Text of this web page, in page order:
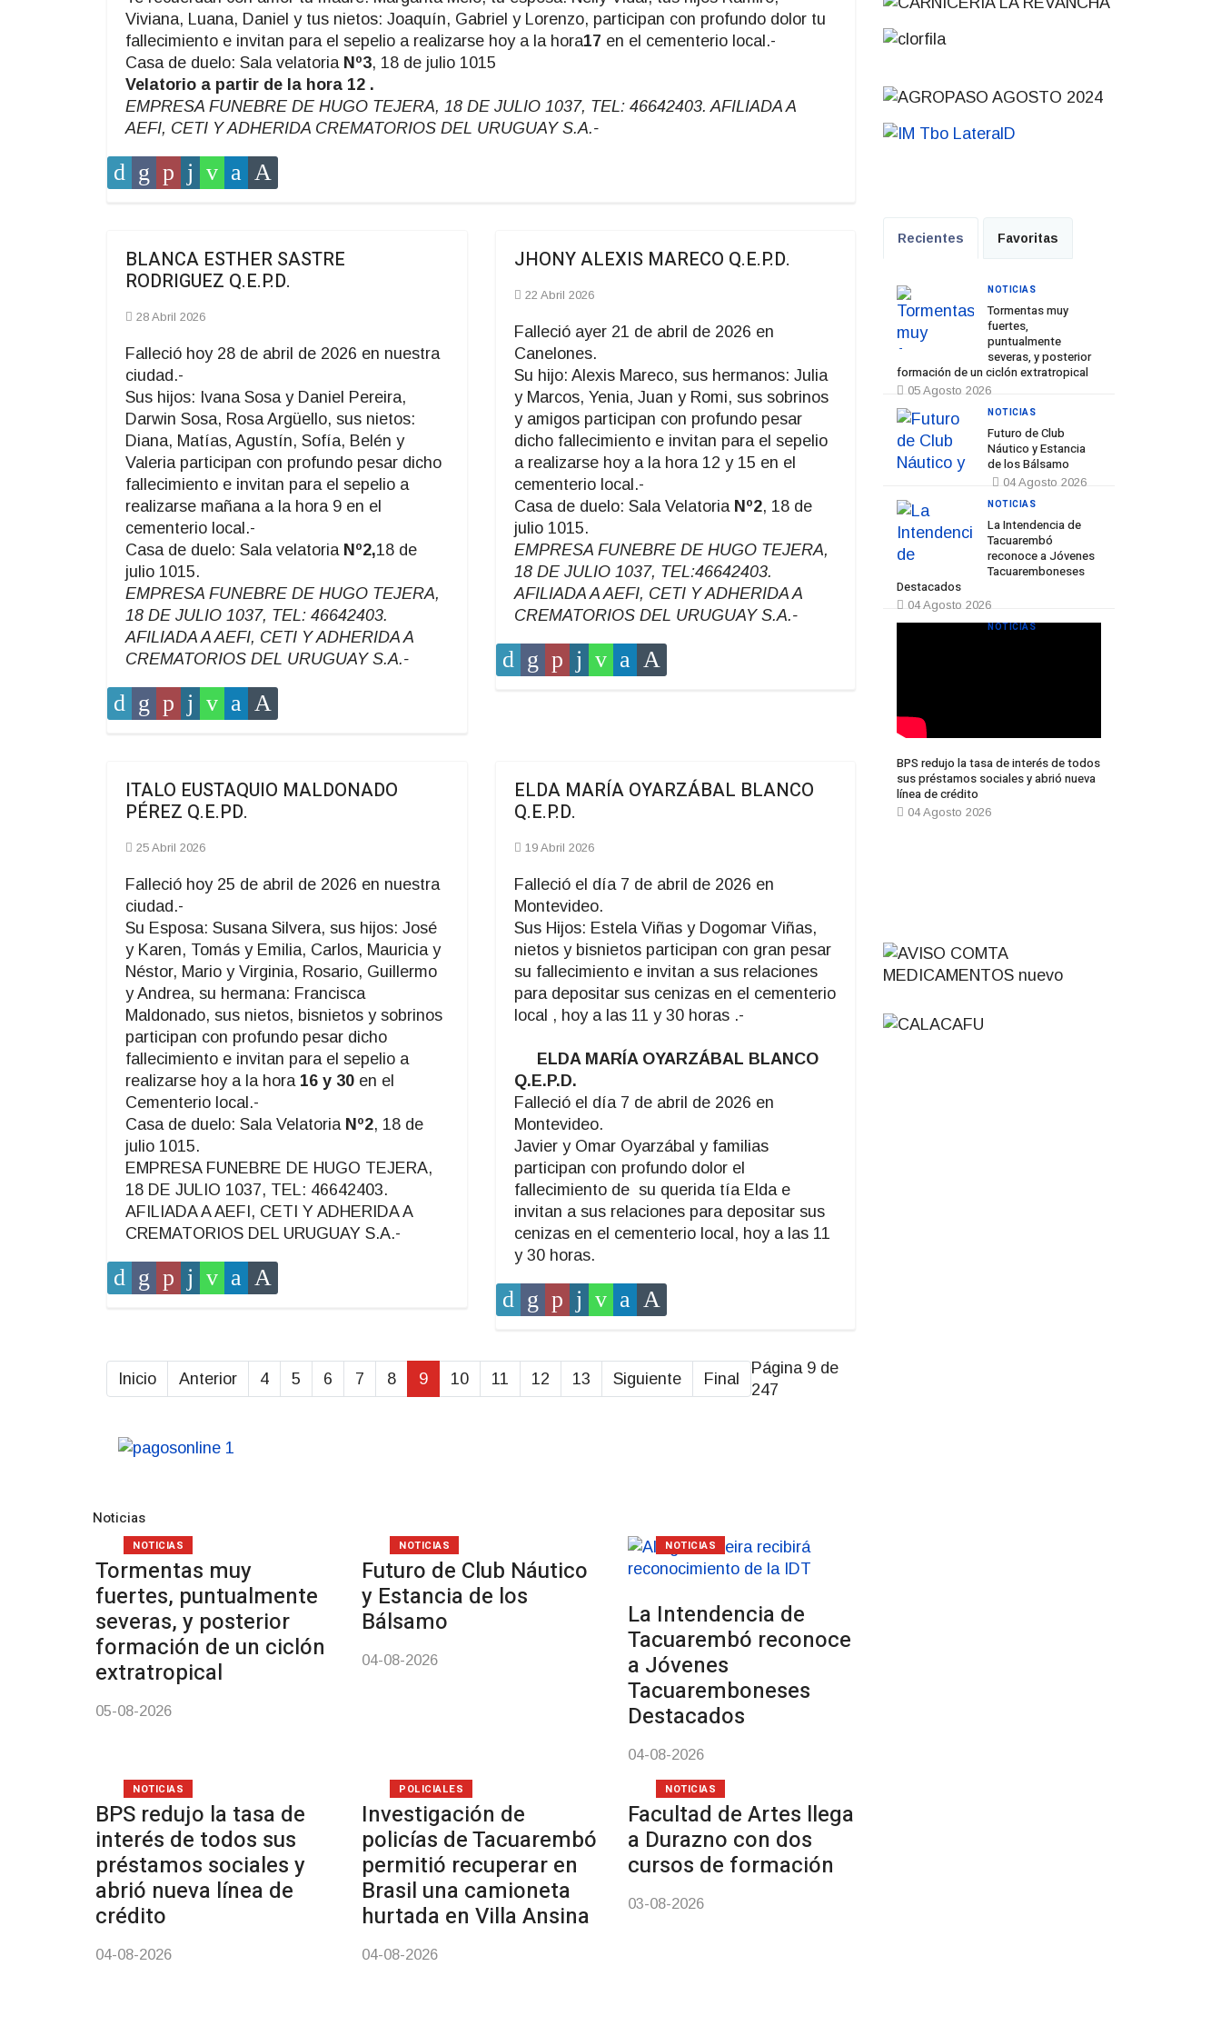
Viviana, Luana, Daniel y tus nietos: Joaquín, Gabriel y Lorenzo, participan con profundo dolor tu
fallecimiento e invitan para el sepelio a realizarse hoy a la hora17 en el cementerio local.-
Casa de duelo: Sala velatoria Nº3, 18 de julio 1015
Velatorio a partir de la hora 12 .
EMPRESA FUNEBRE DE HUGO TEJERA, 18 DE JULIO 1037, TEL: 46642403. AFILIADA A
AEFI, CETI Y ADHERIDA CREMATORIOS DEL URUGUAY S.A.-
BLANCA ESTHER SASTRE
RODRIGUEZ Q.E.P.D.
28 Abril 2026
Falleció hoy 28 de abril de 2026 en nuestra
ciudad.-
Sus hijos: Ivana Sosa y Daniel Pereira,
Darwin Sosa, Rosa Argüello, sus nietos:
Diana, Matías, Agustín, Sofía, Belén y
Valeria participan con profundo pesar dicho
fallecimiento e invitan para el sepelio a
realizarse mañana a la hora 9 en el
cementerio local.-
Casa de duelo: Sala velatoria Nº2,18 de
julio 1015.
EMPRESA FUNEBRE DE HUGO TEJERA,
18 DE JULIO 1037, TEL: 46642403.
AFILIADA A AEFI, CETI Y ADHERIDA A
CREMATORIOS DEL URUGUAY S.A.-
JHONY ALEXIS MARECO Q.E.P.D.
22 Abril 2026
Falleció ayer 21 de abril de 2026 en
Canelones.
Su hijo: Alexis Mareco, sus hermanos: Julia
y Marcos, Yenia, Juan y Romi, sus sobrinos
y amigos participan con profundo pesar
dicho fallecimiento e invitan para el sepelio
a realizarse hoy a la hora 12 y 15 en el
cementerio local.-
Casa de duelo: Sala Velatoria Nº2, 18 de
julio 1015.
EMPRESA FUNEBRE DE HUGO TEJERA,
18 DE JULIO 1037, TEL:46642403.
AFILIADA A AEFI, CETI Y ADHERIDA A
CREMATORIOS DEL URUGUAY S.A.-
ITALO EUSTAQUIO MALDONADO
PÉREZ Q.E.PD.
25 Abril 2026
Falleció hoy 25 de abril de 2026 en nuestra
ciudad.-
Su Esposa: Susana Silvera, sus hijos: José
y Karen, Tomás y Emilia, Carlos, Mauricia y
Néstor, Mario y Virginia, Rosario, Guillermo
y Andrea, su hermana: Francisca
Maldonado, sus nietos, bisnietos y sobrinos
participan con profundo pesar dicho
fallecimiento e invitan para el sepelio a
realizarse hoy a la hora 16 y 30 en el
Cementerio local.-
Casa de duelo: Sala Velatoria Nº2, 18 de
julio 1015.
EMPRESA FUNEBRE DE HUGO TEJERA,
18 DE JULIO 1037, TEL: 46642403.
AFILIADA A AEFI, CETI Y ADHERIDA A
CREMATORIOS DEL URUGUAY S.A.-
ELDA MARÍA OYARZÁBAL BLANCO
Q.E.P.D.
19 Abril 2026
Falleció el día 7 de abril de 2026 en
Montevideo.
Sus Hijos: Estela Viñas y Dogomar Viñas,
nietos y bisnietos participan con gran pesar
su fallecimiento e invitan a sus relaciones
para depositar sus cenizas en el cementerio
local , hoy a las 11 y 30 horas .-
ELDA MARÍA OYARZÁBAL BLANCO
Q.E.P.D.
Falleció el día 7 de abril de 2026 en
Montevideo.
Javier y Omar Oyarzábal y familias
participan con profundo dolor el
fallecimiento de su querida tía Elda e
invitan a sus relaciones para depositar sus
cenizas en el cementerio local, hoy a las 11
y 30 horas.
Inicio Anterior 4 5 6 7 8 9 10 11 12 13 Siguiente Final
Página 9 de
247
Noticias
Recientes Favoritas
Tormentas muy
fuertes,
puntualmente
severas, y posterior
formación de un ciclón extratropical
05 Agosto 2026
NOTICIAS
Futuro de Club
Náutico y Estancia
de los Bálsamo
04 Agosto 2026
NOTICIAS
La Intendencia de
Tacuarembó
reconoce a Jóvenes
Tacuaremboneses
Destacados
04 Agosto 2026
NOTICIAS
BPS redujo la tasa de interés de todos
sus préstamos sociales y abrió nueva
línea de crédito
04 Agosto 2026
NOTICIAS